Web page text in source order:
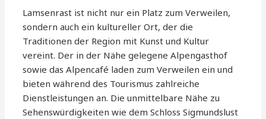
Lamsenrast ist nicht nur ein Platz zum Verweilen,
sondern auch ein kultureller Ort, der die
Traditionen der Region mit Kunst und Kultur
vereint. Der in der Nähe gelegene Alpengasthof
sowie das Alpencafé laden zum Verweilen ein und
bieten während des Tourismus zahlreiche
Dienstleistungen an. Die unmittelbare Nähe zu
Sehenswürdigkeiten wie dem Schloss Sigmundslust